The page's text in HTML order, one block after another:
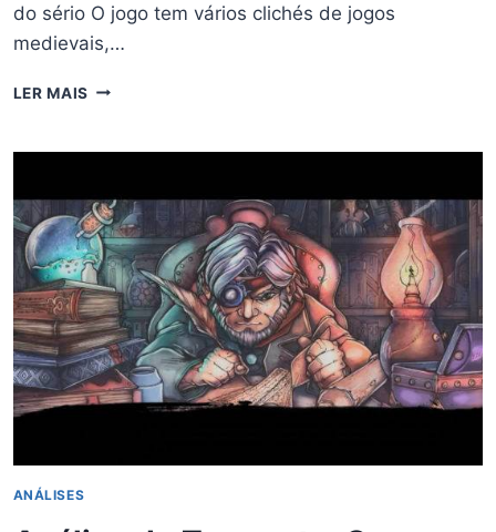
do sério O jogo tem vários clichés de jogos
medievais,…
LER MAIS FLUFFY
COMPLETA
JOGO
BRASILEIRO
ANÁLISES